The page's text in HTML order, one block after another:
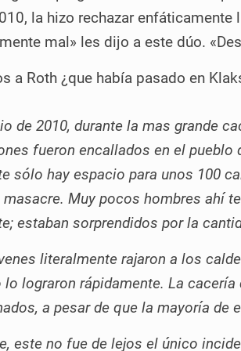
la hizo rechazar
mal» les dijo a este dúo.
a Roth ¿que había pasado en
de 2010, durante la mas grande
fueron encallados en el pueblo
sólo hay espacio para unos 100
masacre. Muy pocos hombres ahí
estaban sorprendidos por la
literalmente rajaron a los
lo lograron rápidamente. La
a pesar de que la mayoría
este no fue de lejos el único